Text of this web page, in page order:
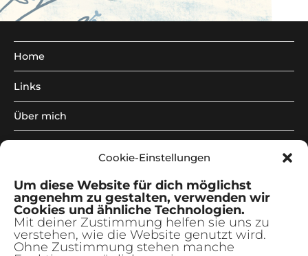
Cookie-Einstellungen
Um diese Website für dich möglichst
angenehm zu gestalten, verwenden wir
Cookies und ähnliche Technologien.
Mit deiner Zustimmung helfen sie uns zu
verstehen, wie die Website genutzt wird.
Ohne Zustimmung stehen manche
Home
Links
Über mich
freie Arbeiten
Newsletter